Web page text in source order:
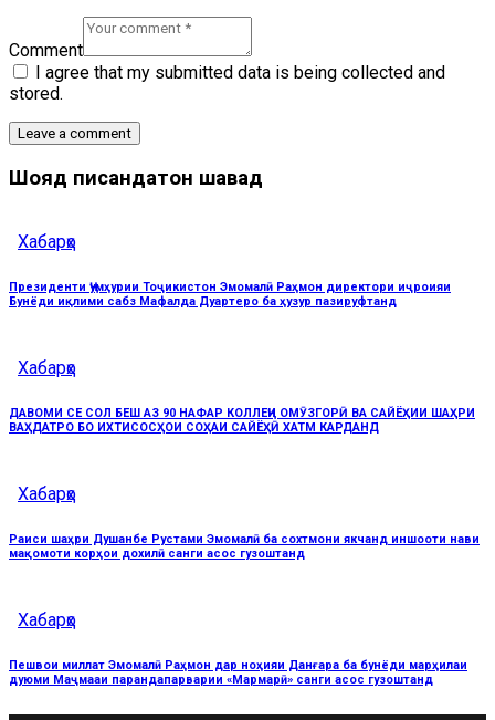
Comment
I agree that my submitted data is being collected and
stored.
Шояд писандатон шавад
Хабарҳо
Президенти Ҷумҳурии Тоҷикистон Эмомалӣ Раҳмон директори иҷроияи
Бунёди иқлими сабз Мафалда Дуартеро ба ҳузур пазируфтанд
Хабарҳо
ДАВОМИ СЕ СОЛ БЕШ АЗ 90 НАФАР КОЛЛЕҶИ ОМӮЗГОРӢ ВА САЙЁҲИИ ШАҲРИ
ВАҲДАТРО БО ИХТИСОСҲОИ СОҲАИ САЙЁҲӢ ХАТМ КАРДАНД
Хабарҳо
Раиси шаҳри Душанбе Рустами Эмомалӣ ба сохтмони якчанд иншооти нави
мақомоти корҳои дохилӣ санги асос гузоштанд
Хабарҳо
Пешвои миллат Эмомалӣ Раҳмон дар ноҳияи Данғара ба бунёди марҳилаи
дуюми Маҷмааи парандапарварии «Мармарӣ» санги асос гузоштанд